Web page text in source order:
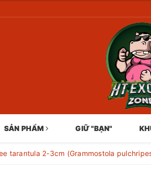
SẢN PHẨM GIỮ "BẠN"
tarantula 2-3cm (Grammostola